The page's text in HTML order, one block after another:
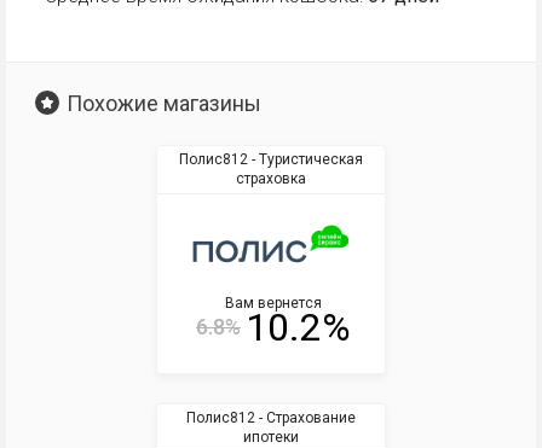
Похожие магазины
Полис812 - Туристическая
страховка
Вам вернется
6.8% 10.2%
Полис812 - Страхование
ипотеки